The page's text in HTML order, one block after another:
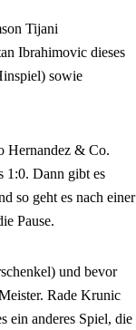
Tijani
Ibrahimovic dieses
sowie
Hernandez & Co.
1:0. Dann gibt es
so geht es nach einer
Pause.
und bevor
Rade Krunic
ein anderes Spiel, die